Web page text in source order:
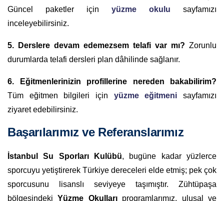
Güncel paketler için yüzme okulu sayfamızı
inceleyebilirsiniz.
5. Derslere devam edemezsem telafi var mı? Zorunlu
durumlarda telafi dersleri plan dâhilinde sağlanır.
6. Eğitmenlerinizin profillerine nereden bakabilirim?
Tüm eğitmen bilgileri için yüzme eğitmeni sayfamızı
ziyaret edebilirsiniz.
Başarılarımız ve Referanslarımız
İstanbul Su Sporları Kulübü, bugüne kadar yüzlerce
sporcuyu yetiştirerek Türkiye dereceleri elde etmiş; pek çok
sporcusunu lisanslı seviyeye taşımıştır. Zühtüpaşa
bölgesindekiYüzme Okullarıprogramlarımız, ulusal ve